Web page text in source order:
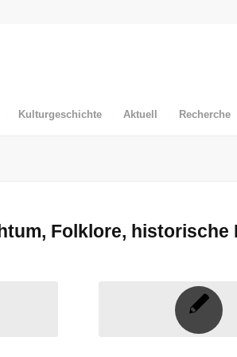
Kulturgeschichte Aktuell Recherche
Folklore, historische